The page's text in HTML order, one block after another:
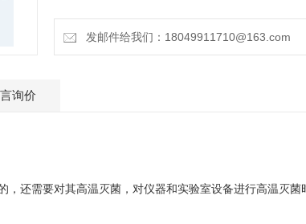
发邮件给我们：18049911710@163.com
询价
，还需要对其高温灭菌，对仪器和实验室设备进行高温灭菌